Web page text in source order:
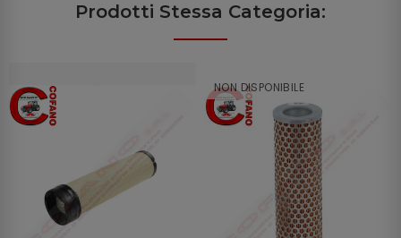
Prodotti Stessa Categoria:
NON DISPONIBILE